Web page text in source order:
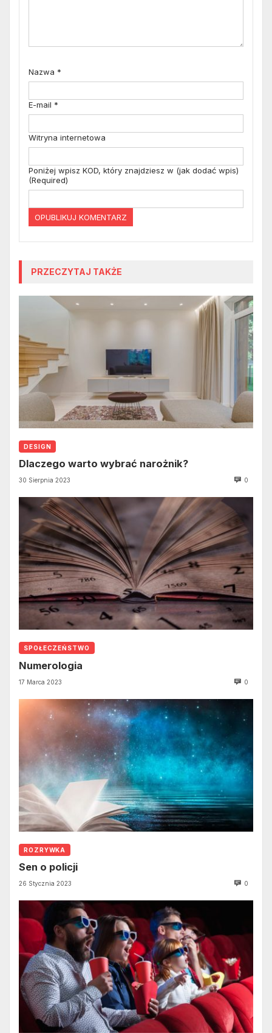
Nazwa *
E-mail *
Witryna internetowa
Poniżej wpisz KOD, który znajdziesz w (jak dodać wpis)
(Required)
PRZECZYTAJ TAKŻE
DESIGN
Dlaczego warto wybrać narożnik?
30 Sierpnia 2023 0
SPOŁECZEŃSTWO
Numerologia
17 Marca 2023 0
ROZRYWKA
Sen o policji
26 Stycznia 2023 0